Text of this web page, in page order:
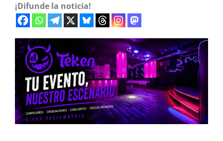
¡Difunde la noticia!